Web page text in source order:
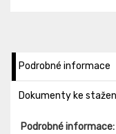
Podrobné informace
Dokumenty ke
Podrobné informace: